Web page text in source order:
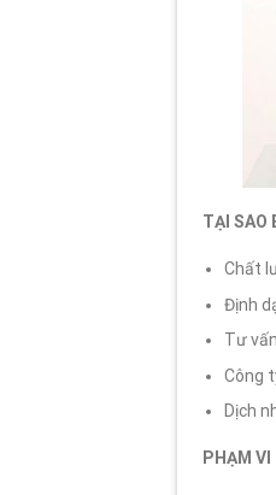
TẠI SAO
Chất
Định
Tư
Công
Dịch
PHẠM